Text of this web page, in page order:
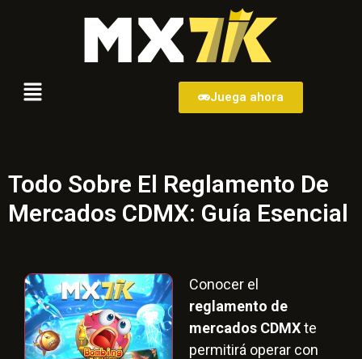
Juega ahora
Todo Sobre El Reglamento De
Mercados CDMX: Guía Esencial
Conocer el
reglamento de
mercados CDMXte
permitirá operar con